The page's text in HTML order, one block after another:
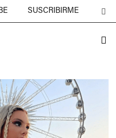
SUSCRIBIRME